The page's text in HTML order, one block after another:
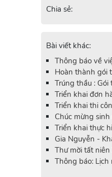
Chia sẻ:
Bài viết khác:
Thông báo về
Hoàn thành gói
Trúng thầu :
Triển khai đơn
Triển khai thi
Chúc mừng
Triển khai thực
Gia Nguyễn -
Thư mời tất
Thông báo: